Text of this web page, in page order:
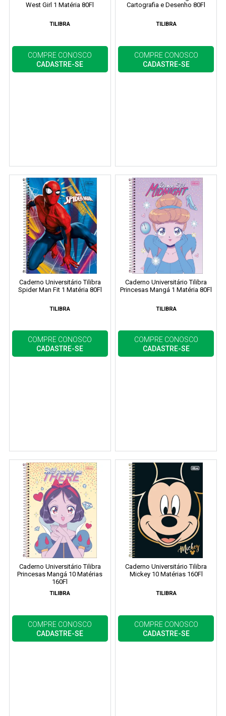
West Girl 1 Matéria 80Fl
TILIBRA
COMPRE CONOSCO
CADASTRE-SE
Cartografia e Desenho 80Fl
TILIBRA
COMPRE CONOSCO
CADASTRE-SE
Caderno Universitário Tilibra
Spider Man Fit 1 Matéria 80Fl
TILIBRA
COMPRE CONOSCO
CADASTRE-SE
Caderno Universitário Tilibra
Princesas Mangá 1 Matéria 80Fl
TILIBRA
COMPRE CONOSCO
CADASTRE-SE
Caderno Universitário Tilibra
Princesas Mangá 10 Matérias
160Fl
TILIBRA
COMPRE CONOSCO
CADASTRE-SE
Caderno Universitário Tilibra
Mickey 10 Matérias 160Fl
TILIBRA
COMPRE CONOSCO
CADASTRE-SE